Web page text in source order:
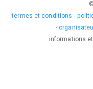
termes et conditions -
-
informations